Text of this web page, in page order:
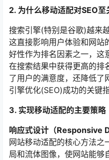
2. 为什么移动适配对SEO至
搜索引擎(特别是谷歌)越来
这直接影响用户体验和网站
好性作为排名因素之一，这
在搜索结果中获得更高的排
了用户的满意度，还降低了
引擎优化(SEO)成功的关键指
3. 实现移动适配的主要策略
响应式设计（Responsive
网站移动适配的核心方法之
局和流体图像，使网站能够